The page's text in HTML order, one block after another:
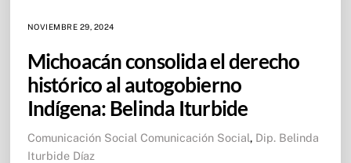
NOVIEMBRE 29, 2024
Michoacán consolida el derecho
histórico al autogobierno
Indígena: Belinda Iturbide
Comunicación Social Comunicación Social, Dip. Belinda
Iturbide Díaz